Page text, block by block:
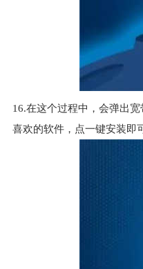
16.在这个过程中，会弹出
喜欢的软件，点一键安装即